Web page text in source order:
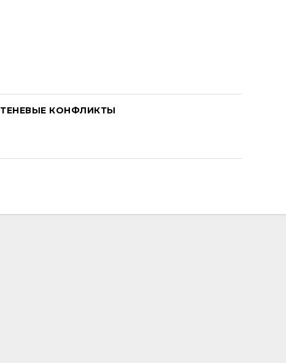
ТЕНЕВЫЕ КОНФЛИКТЫ